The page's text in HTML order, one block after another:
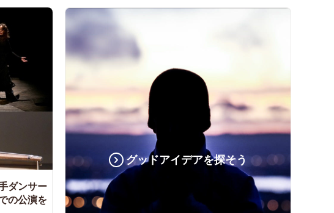
ダンサー
の公演を
グッドアイデアを探そう